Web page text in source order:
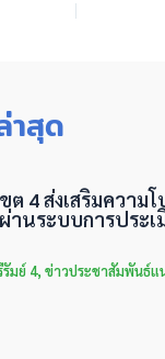
าสุด
4 ส่งเสริมความโ
านระบบการประเ
มย์ 4, ข่าวประชาสัมพันธ์แ